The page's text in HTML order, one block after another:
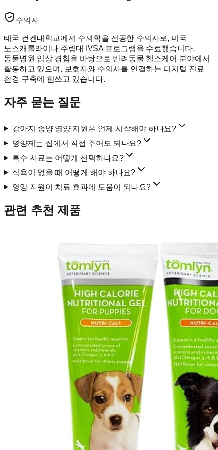
수의사
태국 컨켄대학교에서 수의학을 전공한 수의사로, 미국
노스캐롤라이나 주립대 IVSA 프로그램을 수료했습니다.
동물병원 임상 경험을 바탕으로 반려동물 헬스케어 분야에서
활동하고 있으며, 보호자와 수의사를 연결하는 디지털 진료
환경 구축에 힘쓰고 있습니다.
자주 묻는 질문
강아지 종양 영양 지원은 언제 시작해야 하나요?
영양제는 집에서 직접 주어도 되나요?
특수 사료는 어떻게 선택하나요?
식욕이 없을 때 어떻게 해야 하나요?
영양 지원이 치료 효과에 도움이 되나요?
관련 추천 제품